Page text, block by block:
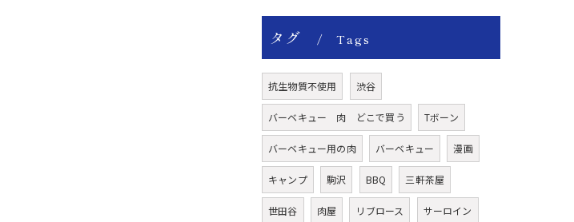
タグ Tags
抗生物質不使用 渋谷
バーベキュー 肉 どこで買う Tボーン
バーベキュー用の肉 バーベキュー 漫画
キャンプ 駒沢 BBQ 三軒茶屋
世田谷 肉屋 リブロース サーロイン